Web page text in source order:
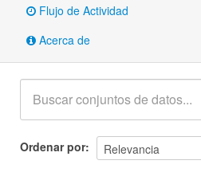
Flujo de Actividad
Acerca de
Ordenar por